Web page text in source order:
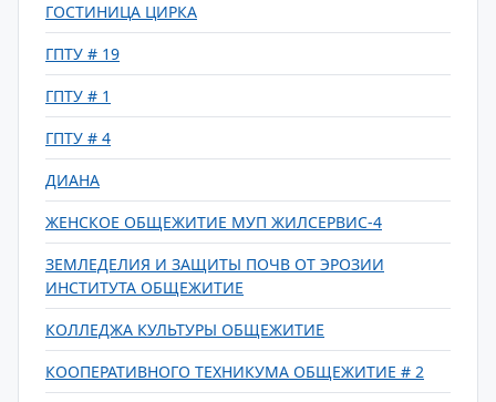
ГОСТИНИЦА ЦИРКА
ГПТУ # 19
ГПТУ # 1
ГПТУ # 4
ДИАНА
ЖЕНСКОЕ ОБЩЕЖИТИЕ МУП ЖИЛСЕРВИС-4
ЗЕМЛЕДЕЛИЯ И ЗАЩИТЫ ПОЧВ ОТ ЭРОЗИИ
ИНСТИТУТА ОБЩЕЖИТИЕ
КОЛЛЕДЖА КУЛЬТУРЫ ОБЩЕЖИТИЕ
КООПЕРАТИВНОГО ТЕХНИКУМА ОБЩЕЖИТИЕ # 2